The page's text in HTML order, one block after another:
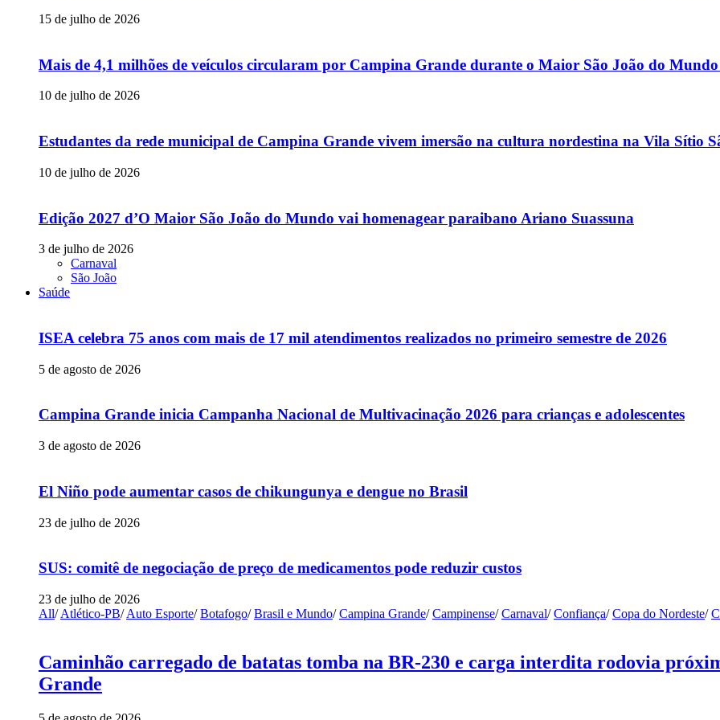
15 de julho de 2026
Mais de 4,1 milhões de veículos circularam por Campina Grande durante o Maior São João do Mundo
10 de julho de 2026
Estudantes da rede municipal de Campina Grande vivem imersão na cultura nordestina na Vila Sítio
10 de julho de 2026
Edição 2027 d’O Maior São João do Mundo vai homenagear paraibano Ariano Suassuna
3 de julho de 2026
Carnaval
São João
Saúde
ISEA celebra 75 anos com mais de 17 mil atendimentos realizados no primeiro semestre de 2026
5 de agosto de 2026
Campina Grande inicia Campanha Nacional de Multivacinação 2026 para crianças e adolescentes
3 de agosto de 2026
El Niño pode aumentar casos de chikungunya e dengue no Brasil
23 de julho de 2026
SUS: comitê de negociação de preço de medicamentos pode reduzir custos
23 de julho de 2026
All/ Atlético-PB/ Auto Esporte/ Botafogo/ Brasil e Mundo/ Campina Grande/ Campinense/ Carnaval/ Confiança/ Copa do Nordeste/
Caminhão carregado de batatas tomba na BR-230 e carga interdita rodovia
Grande